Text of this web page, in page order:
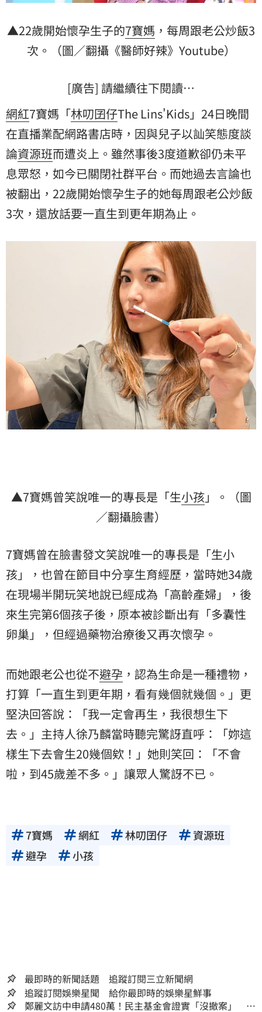
▲22歲開始懷孕生子的7寶媽 ，每周跟老公炒飯3
次。（圖／翻攝《醫師好辣》Youtube）
[廣告] 請繼續往下閱讀…
網紅7寶媽「林叨囝仔The Lins'Kids」24日晚間
在直播業配網路書店時，因與兒子以訕笑態度談
論資源班而遭炎上。雖然事後3度道歉卻仍未平
息眾怒，如今已關閉社群平台。而她過去言論也
被翻出，22歲開始懷孕生子的她每周跟老公炒飯
3次，還放話要一直生到更年期為止。
▲7寶媽曾笑說唯一的專長是「生小孩」。（圖
／翻攝臉書）
7寶媽曾在臉書發文笑說唯一的專長是「生小
孩」，也曾在節目中分享生育經歷，當時她34歲
在現場半開玩笑地說已經成為「高齡產婦」，後
來生完第6個孩子後，原本被診斷出有「多囊性
卵巢」，但經過藥物治療後又再次懷孕。
而她跟老公也從不避孕 ，認為生命是一種禮物，
打算「一直生到更年期，看有幾個就幾個。」更
堅決回答說：「我一定會再生，我很想生下
去。」主持人徐乃麟當時聽完驚訝直呼：「妳這
樣生下去會生20幾個欸！」她則笑回：「不會
啦，到45歲差不多。」讓眾人驚訝不已。
7寶媽 網紅 林叨囝仔
資源班
避孕
小孩
最即時的新聞話題 追蹤訂閱三立新聞網
追蹤訂閱娛樂星聞 給你最即時的娛樂星鮮事
鄭麗文訪中申請480萬！民主基金會證實「沒撤案」 預